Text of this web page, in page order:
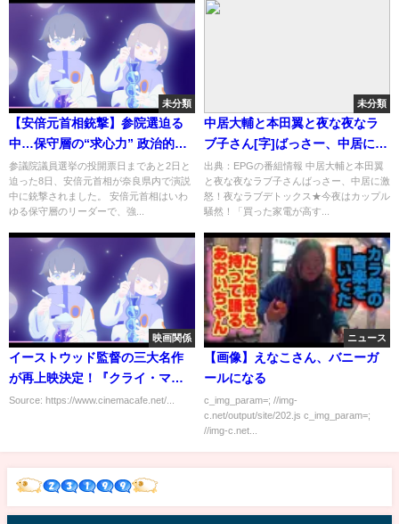
未分類
【安倍元首相銃撃】参院選迫る
中…保守層の“求心力” 政治的な
影響は
参議院議員選挙の投開票日まであと2日と
迫った8日、安倍元首相が奈良県内で演説
中に銃撃されました。 安倍元首相はいわ
ゆる保守層のリーダーで、強...
未分類
中居大輔と本田翼と夜な夜なラ
ブ子さん[字]ばっさー、中居に激
怒！夜なラブデトックス★…の
番組内容解析まとめ
出典：EPGの番組情報 中居大輔と本田翼
と夜な夜なラブ子さんばっさー、中居に激
怒！夜なラブデトックス★今夜はカップル
騒然！「買った家電が高す...
映画関係
イーストウッド監督の三大名作
が再上映決定！『クライ・マッ
チョ』公開記念特別上映にて
Source: https://www.cinemacafe.net/...
ニュース
【画像】えなこさん、バニーガ
ールになる
c_img_param=; //img-
c.net/output/site/202.js c_img_param=;
//img-c.net...